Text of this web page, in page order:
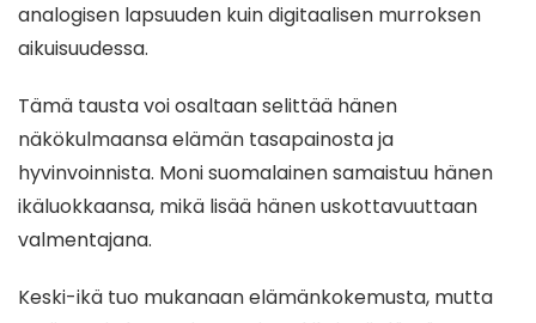
analogisen lapsuuden kuin digitaalisen murroksen
aikuisuudessa.
Tämä tausta voi osaltaan selittää hänen
näkökulmaansa elämän tasapainosta ja
hyvinvoinnista. Moni suomalainen samaistuu hänen
ikäluokkaansa, mikä lisää hänen uskottavuuttaan
valmentajana.
Keski-ikä tuo mukanaan elämänkokemusta, mutta